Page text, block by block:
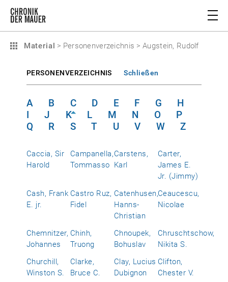
Material > Personenverzeichnis > Augstein, Rudolf
PERSONENVERZEICHNIS Schließen
A B C D E F G
H
I
J K L M N O
P
Q
R S T U V W Z
Caccia, Sir
Harold
Campanella,
Tommasso
Carstens,
Karl
Carter,
James E.
Jr. (Jimmy)
Cash, Frank
E. jr.
Castro Ruz,
Fidel
Catenhusen,
Hanns-
Christian
Ceaucescu,
Nicolae
Chemnitzer,
Johannes
Chinh,
Truong
Chnoupek,
Bohuslav
Chruschtschow,
Nikita S.
Churchill,
Winston S.
Clarke,
Bruce C.
Clay, Lucius
Dubignon
Clifton,
Chester V.